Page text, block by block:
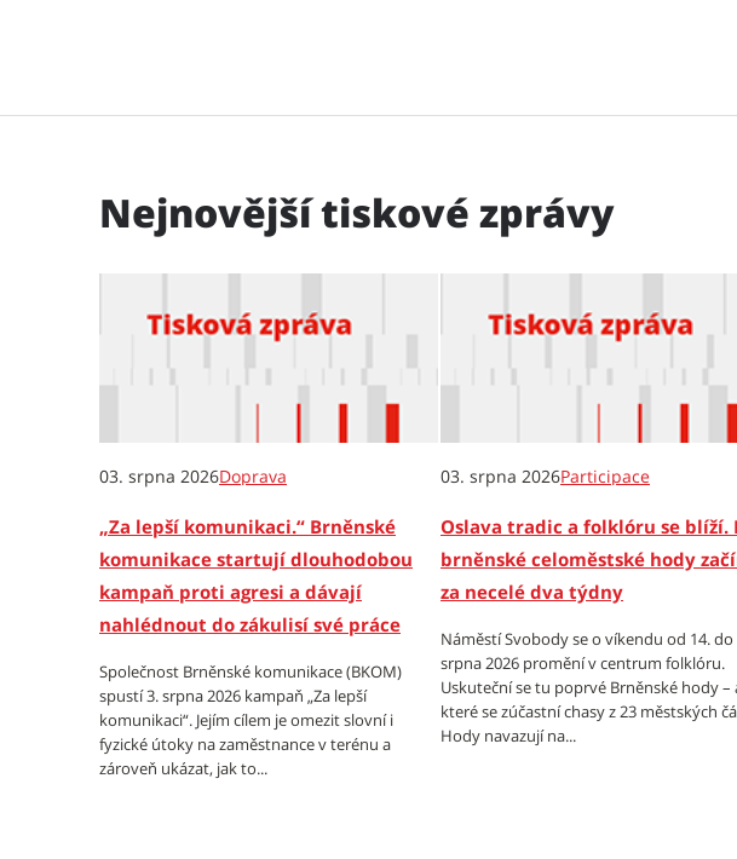
Nejnovější tiskové zprávy
03. srpna 2026Doprava
„Za lepší komunikaci.“ Brněnské
komunikace startují dlouhodobou
kampaň proti agresi a dávají
nahlédnout do zákulisí své práce
Společnost Brněnské komunikace (BKOM)
spustí 3. srpna 2026 kampaň „Za lepší
komunikaci“. Jejím cílem je omezit slovní i
fyzické útoky na zaměstnance v terénu a
zároveň ukázat, jak to...
03. srpna 2026Participace
Oslava tradic a folklóru se blíží.
brněnské celoměstské hody
za necelé dva týdny
Náměstí Svobody se o víkendu od 14. do
srpna 2026 promění v centrum folklóru.
Uskuteční se tu poprvé Brněnské hody –
které se zúčastní chasy z 23 městských
Hody navazují na...